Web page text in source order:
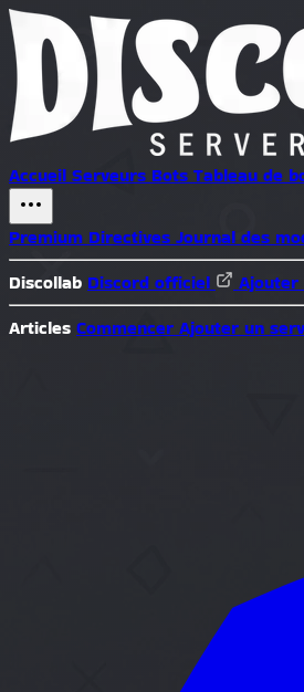
Accueil Serveurs Bots Tableau de
Premium Directives Journal des
Discollab Discord officiel
Articles Commencer Ajouter un